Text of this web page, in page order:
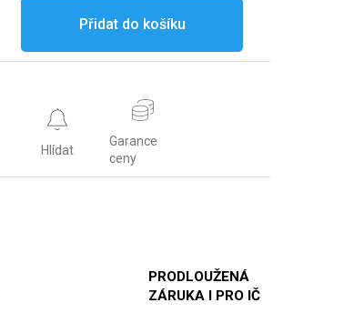
Přidat do košíku
Hlídat
Garance
ceny
PRODLOUŽENÁ
ZÁRUKA I PRO IČ